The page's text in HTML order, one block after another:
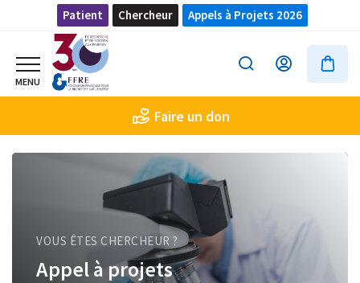
Patient Chercheur Appels à Projets 2026
Faire un don
VOUS ÊTES CHERCHEUR ?
Appel à projets